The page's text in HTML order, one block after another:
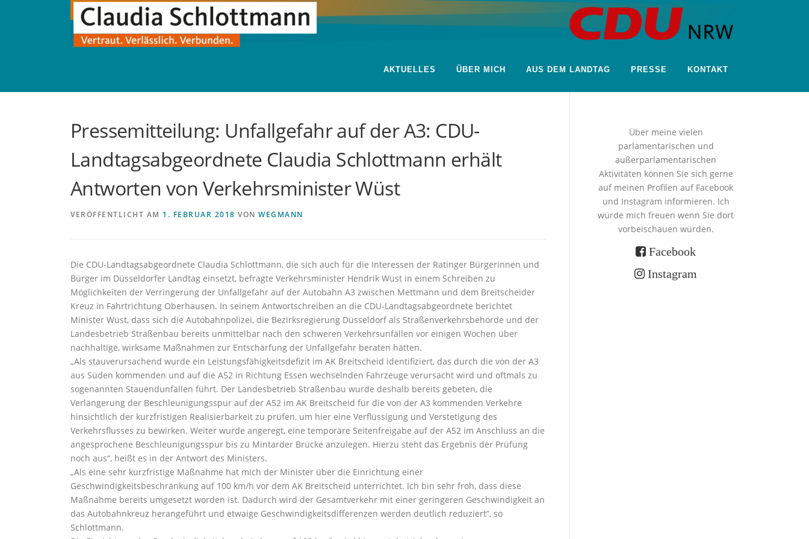
AKTUELLES ÜBER MICH AUS DEM LANDTAG PRESSE KONTAKT
Pressemitteilung: Unfallgefahr auf der A3: CDU-
Landtagsabgeordnete Claudia Schlottmann erhält
Antworten von Verkehrsminister Wüst
VERÖFFENTLICHT AM 1. FEBRUAR 2018 VON WEGMANN
Die CDU-Landtagsabgeordnete Claudia Schlottmann, die sich auch für die Interessen der Ratinger Bürgerinnen und
Bürger im Düsseldorfer Landtag einsetzt, befragte Verkehrsminister Hendrik Wüst in einem Schreiben zu
Möglichkeiten der Verringerung der Unfallgefahr auf der Autobahn A3 zwischen Mettmann und dem Breitscheider
Kreuz in Fahrtrichtung Oberhausen. In seinem Antwortschreiben an die CDU-Landtagsabgeordnete berichtet
Minister Wüst, dass sich die Autobahnpolizei, die Bezirksregierung Düsseldorf als Straßenverkehrsbehörde und der
Landesbetrieb Straßenbau bereits unmittelbar nach den schweren Verkehrsunfällen vor einigen Wochen über
nachhaltige, wirksame Maßnahmen zur Entschärfung der Unfallgefahr beraten hätten.
„Als stauverursachend wurde ein Leistungsfähigkeitsdefizit im AK Breitscheid identifiziert, das durch die von der A3
aus Süden kommenden und auf die A52 in Richtung Essen wechselnden Fahrzeuge verursacht wird und oftmals zu
sogenannten Stauendunfällen führt. Der Landesbetrieb Straßenbau wurde deshalb bereits gebeten, die
Verlängerung der Beschleunigungsspur auf der A52 im AK Breitscheid für die von der A3 kommenden Verkehre
hinsichtlich der kurzfristigen Realisierbarkeit zu prüfen, um hier eine Verflüssigung und Verstetigung des
Verkehrsflusses zu bewirken. Weiter wurde angeregt, eine temporäre Seitenfreigabe auf der A52 im Anschluss an die
angesprochene Beschleunigungsspur bis zu Mintarder Brücke anzulegen. Hierzu steht das Ergebnis der Prüfung
noch aus“, heißt es in der Antwort des Ministers.
„Als eine sehr kurzfristige Maßnahme hat mich der Minister über die Einrichtung einer
Geschwindigkeitsbeschränkung auf 100 km/h vor dem AK Breitscheid unterrichtet. Ich bin sehr froh, dass diese
Maßnahme bereits umgesetzt worden ist. Dadurch wird der Gesamtverkehr mit einer geringeren Geschwindigkeit an
das Autobahnkreuz herangeführt und etwaige Geschwindigkeitsdifferenzen werden deutlich reduziert“, so
Schlottmann.
Über meine vielen
parlamentarischen und
außerparlamentarischen
Aktivitäten können Sie sich gerne
auf meinen Profilen auf Facebook
und Instagram informieren. Ich
würde mich freuen wenn Sie dort
vorbeischauen würden.
Facebook
Instagram